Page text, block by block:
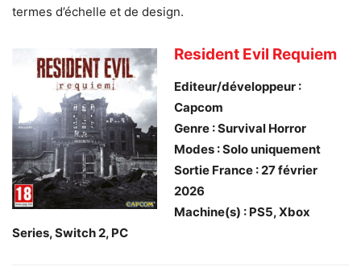
termes d’échelle et de design.
Resident Evil Requiem
Editeur/développeur :
Capcom
Genre : Survival Horror
Modes : Solo uniquement
Sortie France : 27 février
2026
Machine(s) : PS5, Xbox
Series, Switch 2, PC